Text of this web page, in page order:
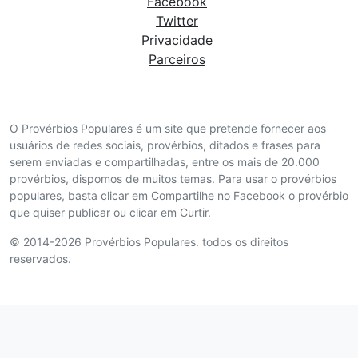
O Provérbios Populares é um site que pretende fornecer aos
usuários de redes sociais, provérbios, ditados e frases para
serem enviadas e compartilhadas, entre os mais de 20.000
provérbios, dispomos de muitos temas. Para usar o provérbios
populares, basta clicar em Compartilhe no Facebook o provérbio
que quiser publicar ou clicar em Curtir.
© 2014-2026 Provérbios Populares. todos os direitos
reservados.
Twitter
Privacidade
Parceiros